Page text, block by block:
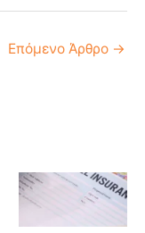
Επόμενο Άρθρο →